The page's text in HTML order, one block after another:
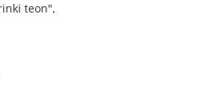
teon",